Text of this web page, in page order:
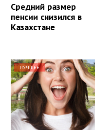
Средний размер
пенсии снизился в
Казахстане
ЛУЧШЕЕ